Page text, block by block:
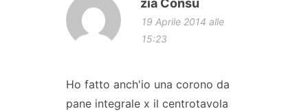
19 Aprile 2014 alle
15:23
Ho fatto anch'io una corono da
pane integrale x il centrotavola